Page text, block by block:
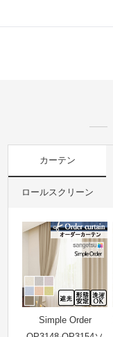
カーテン
ロールスクリーン
Simple Order